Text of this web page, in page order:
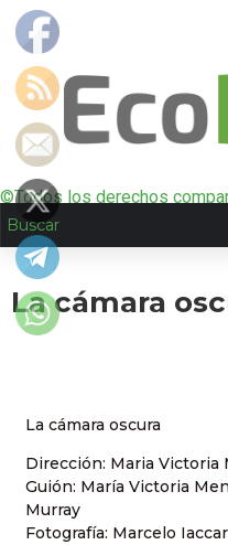
©Todos los derechos
La cámara
La cámara oscura
Dirección: Maria Victoria
Guión: María Victoria
Murray
Fotografía: Marcelo